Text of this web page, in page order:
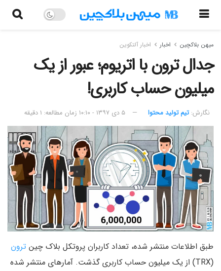
میهن بلاکچین اخبار اخبار آلتکوین
جدال ترون با اتریوم؛ عبور از یک
میلیون حساب کاربری!
نگارش:‌ تیم تولید محتوا ۵ دی ۱۳۹۷ - ۱۰:۱۰ زمان مطالعه: ۱ دقیقه
طبق اطلاعات منتشر شده، تعداد کاربران پروتکل بلاک چین ترون
(TRX) از یک میلیون حساب کاربری گذشت. آمارهای منتشر شده